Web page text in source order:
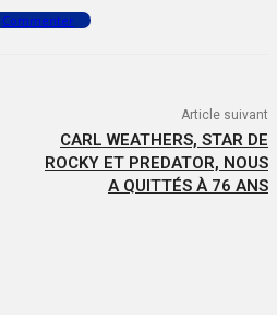
Commenter
Article suivant
CARL WEATHERS, STAR DE
ROCKY ET PREDATOR, NOUS
A QUITTÉS À 76 ANS